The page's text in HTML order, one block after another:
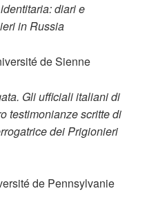
diari e
in Russia
de Sienne
Gli ufficiali italiani di
testimonianze scritte di
dei Prigionieri
de Pennsylvanie